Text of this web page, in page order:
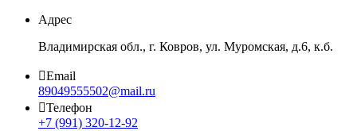
Адрес
Владимирская обл., г. Ковров, ул. Муромская, д.6, к.б.
Email
89049555502@mail.ru
Телефон
+7 (991) 320-12-92